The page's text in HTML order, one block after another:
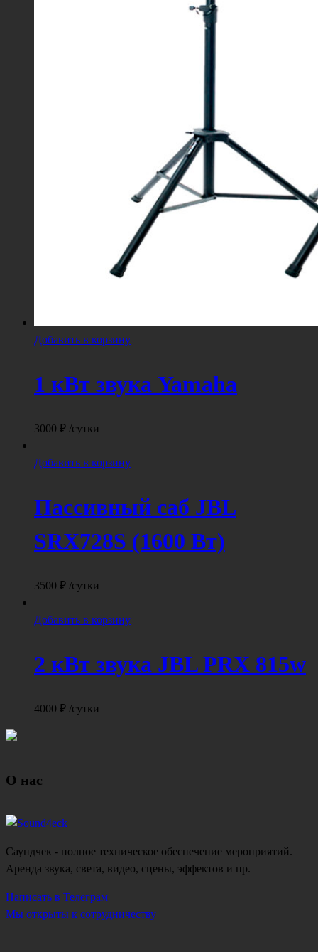
Добавить в корзину
1 кВт звука Yamaha
3000 ₽ /сутки
Добавить в корзину
Пассивный саб JBL
SRX728S (1600 Вт)
3500 ₽ /сутки
Добавить в корзину
2 кВт звука JBL PRX 815w
4000 ₽ /сутки
О нас
Саундчек - полное техническое обеспечение мероприятий.
Аренда звука, света, видео, сцены, эффектов и пр.
Написать в Телеграм
Мы открыты к сотрудничеству